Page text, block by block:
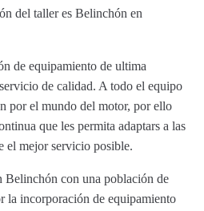
del taller es Belinchón en
de equipamiento de ultima
de calidad. A todo el equipo
por el mundo del motor, por ello
que les permita adaptars a las
el mejor servicio posible.
Belinchón con una población de
la incorporación de equipamiento